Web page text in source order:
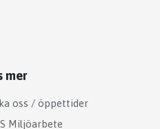
mer
oss / öppettider
Miljöarbete